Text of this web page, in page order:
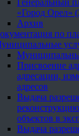
Генеральный
«Город Орел»
Архив
по
Присвоение
адресации,
адресов
Выдача
объектов в
Выдача